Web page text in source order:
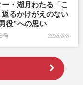
・湖月わたる「こ
るかけがえのない
役”への思い
号 2026/8/8